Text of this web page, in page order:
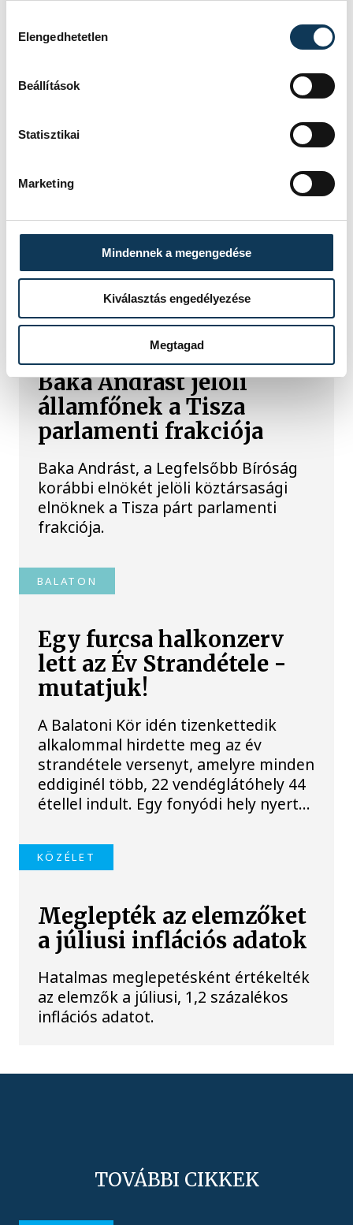
Elengedhetetlen
Beállítások
Statisztikai
Marketing
Mindennek a megengedése
Kiválasztás engedélyezése
Megtagad
TOVÁBBI CIKKEK
KÖZÉLET
Baka Andrást jelöli
államfőnek a Tisza
parlamenti frakciója
Baka Andrást, a Legfelsőbb Bíróság
korábbi elnökét jelöli köztársasági
elnöknek a Tisza párt parlamenti
frakciója.
BALATON
Egy furcsa halkonzerv
lett az Év Strandétele -
mutatjuk!
A Balatoni Kör idén tizenkettedik
alkalommal hirdette meg az év
strandétele versenyt, amelyre minden
eddiginél több, 22 vendéglátóhely 44
étellel indult. Egy fonyódi hely nyert...
KÖZÉLET
Meglepték az elemzőket
a júliusi inflációs adatok
Hatalmas meglepetésként értékelték
az elemzők a júliusi, 1,2 százalékos
inflációs adatot.
TOVÁBBI CIKKEK